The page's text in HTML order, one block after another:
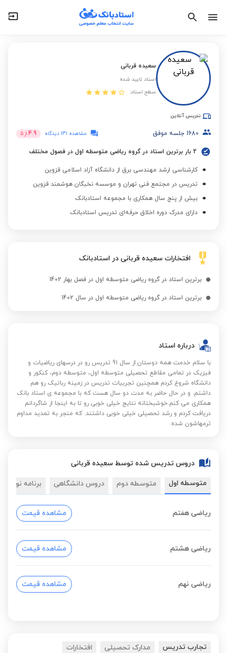
سعیده قربانی
استاد تایید شده
سطح استاد:
تدریس آنلاین
1680 جلسه موفق مشاهده 131 دیدگاه 4.9 از 5
2 بار برترین استاد در گروه ریاضی متوسطه اول در فصول مختلف
کارشناسی ارشد مهندسی برق از دانشگاه آزاد اسلامی قزوین
تدریس در مجتمع فنی تهران و موسسه نخبگان هوشمند قزوین
بیش از پنج سال همکاری با مجموعه استادبانک
دارای مدرک دوره اخلاق حرفه‌ای تدریس استادبانک
افتخارات سعیده قربانی در استادبانک
برترین استاد در گروه ریاضی متوسطه اول در فصل بهار 1402
برترین استاد در گروه ریاضی متوسطه اول در سال 1402
درباره استاد
با سلام خدمت همه دوستان.از سال 91 تدریس رو در درسهای ریاضیات و
فیزیک در تمامی مقاطع تحصیلی متوسطه اول، متوسطه دوم، کنکور و
دانشگاه شروع کردم همچنین تجربیات تدریس در زمینه رباتیک رو هم
داشتم. و در حال حاضر به مدت دو سال هست که با مجموعه ی استاد بانک
همکاری می کنم.خوشبختانه نتایج خیلی خوبی رو تا به اینجا از شاگردانم
دریافت کردم و رشد تحصیلی خیلی خوبی داشتند. که منجر به تمدید مداوم
ترمهاشون شده.
دروس تدریس شده توسط سعیده قربانی
متوسطه اول متوسطه دوم دروس دانشگاهی برنامه نویسی
ریاضی هفتم مشاهده قیمت
ریاضی هشتم مشاهده قیمت
ریاضی نهم مشاهده قیمت
تجارب تدریس مدارک تحصیلی افتخارات